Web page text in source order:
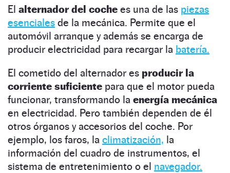
El alternador del coche es una de las piezas
esenciales de la mecánica. Permite que el
automóvil arranque y además se encarga de
producir electricidad para recargar la batería.
El cometido del alternador es producir la
corriente suficiente para que el motor pueda
funcionar, transformando la energía mecánica
en electricidad. Pero también dependen de él
otros órganos y accesorios del coche. Por
ejemplo, los faros, la climatización, la
información del cuadro de instrumentos, el
sistema de entretenimiento o el navegador.